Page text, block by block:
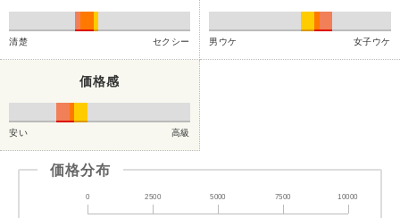
清楚 セクシー 男ウケ 女子ウケ
価格感
安い 高級
価格分布
0 2500 5000 7500 10000